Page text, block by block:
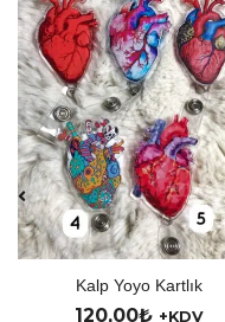
Kalp Yoyo Kartlık
120,00₺ +KDV